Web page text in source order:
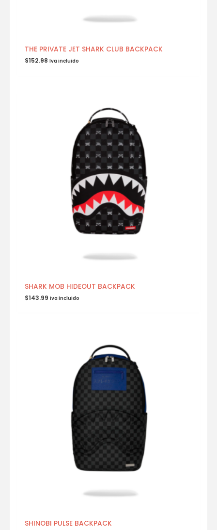
THE PRIVATE JET SHARK CLUB BACKPACK
$152.98 Iva incluido
SHARK MOB HIDEOUT BACKPACK
$143.99 Iva incluido
SHINOBI PULSE BACKPACK